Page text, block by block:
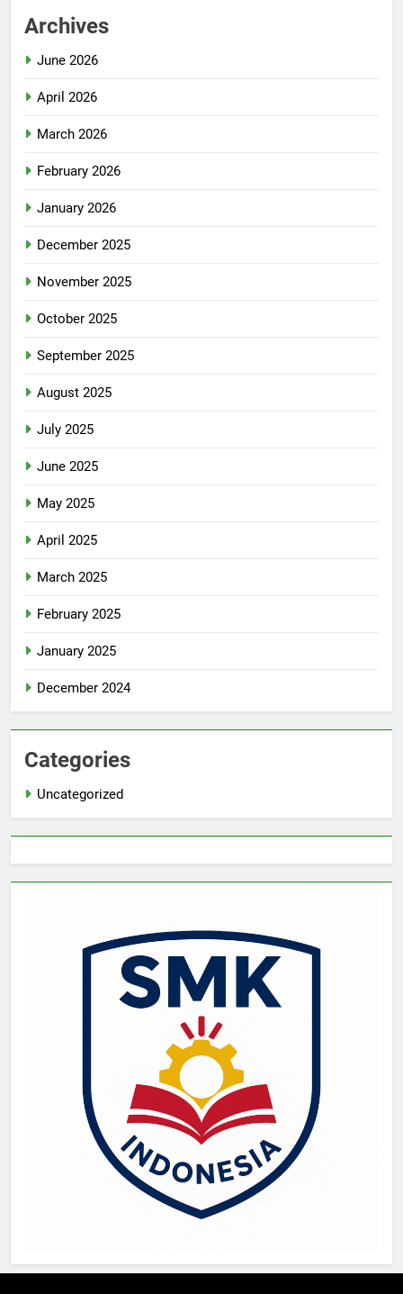
Archives
June 2026
April 2026
March 2026
February 2026
January 2026
December 2025
November 2025
October 2025
September 2025
August 2025
July 2025
June 2025
May 2025
April 2025
March 2025
February 2025
January 2025
December 2024
Categories
Uncategorized